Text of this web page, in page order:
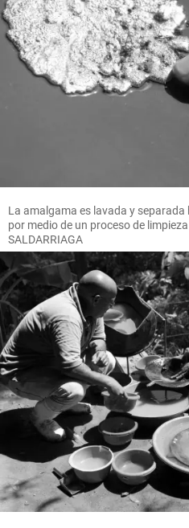
La amalgama es lavada y
por medio de un proceso de
SALDARRIAGA